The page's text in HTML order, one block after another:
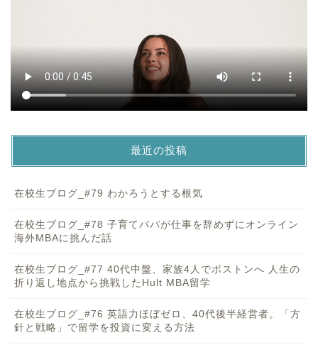
最近の投稿
在校生ブログ_#79 わかろうとする根気
在校生ブログ_#78 子育てパパが仕事を辞めずにオンライン
海外MBAに挑んだ話
在校生ブログ_#77 40代中盤、家族4人でボストンへ 人生の
折り返し地点から挑戦したHult MBA留学
在校生ブログ_#76 英語力ほぼゼロ、40代後半経営者。「方
針と戦略」で留学を投資に変える方法